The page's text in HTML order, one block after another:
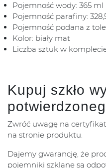
Pojemność wody: 365 ml
Pojemność parafiny:
Pojemność podana z
Kolor: biały mat
Liczba sztuk w
Kupuj szkło
Zwróć uwagę na
na stronie produktu.
Dajemy gwarancję, że
pojemniki szklane są